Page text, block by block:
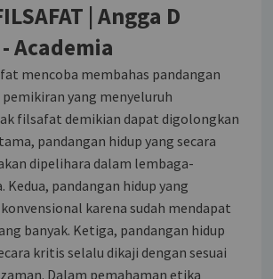
| Angga D
Academia
mencoba membahas pandangan
yang menyeluruh
filsafat demikian dapat digolongkan
pandangan hidup yang secara
dipelihara dalam lembaga-
Kedua, pandangan hidup yang
karena sudah mendapat
banyak. Ketiga, pandangan hidup
kritis selalu dikaji dengan sesuai
Dalam pemahaman etika